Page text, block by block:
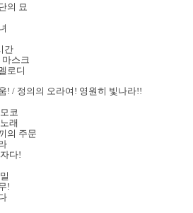
의 묘
간
스크
로디
! / 정의의 오라여! 영원히 빛나라!!
코
래
의 주문
다!
!